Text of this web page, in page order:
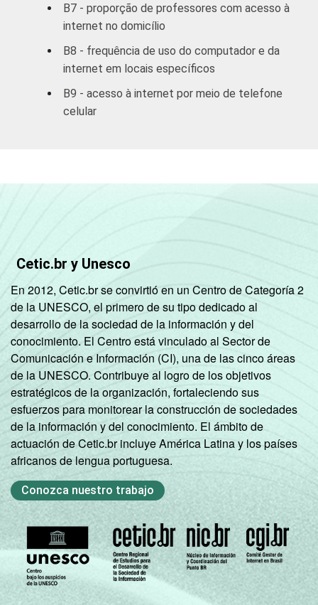
ano do
Fundamental
ano do
Ensino
87
INSTALADO NO
LABORATÓRIO DE
INFORMÁTICA
Não tem 85
INTERNET
INSTALADA NO
LABORATÓRIO DE
INFORMÁTICA
Tem
Não tem 85
1Base: 1.188 professores que possuem
computador de mesa em casa. Respostas
estimuladas.
2Base: 667 professores que possuem
computador portátil em casa. Respostas
estimuladas.
Fonte: NIC.br - set/dez 2010
B7 - proporção de professores com acesso à
internet no domicílio
B8 - frequência de uso do computador e da
internet em locais específicos
B9 - acesso à internet por meio de telefone
celular
Cetic.br y Unesco
En 2012, Cetic.br se convirtió en un Centro de Categoría 2
de la UNESCO, el primero de su tipo dedicado al
desarrollo de la sociedad de la información y del
conocimiento. El Centro está vinculado al Sector de
Comunicación e Información (CI), una de las cinco áreas
de la UNESCO. Contribuye al logro de los objetivos
estratégicos de la organización, fortaleciendo sus
esfuerzos para monitorear la construcción de sociedades
de la información y del conocimiento. El ámbito de
actuación de Cetic.br incluye América Latina y los países
africanos de lengua portuguesa.
Conozca nuestro trabajo